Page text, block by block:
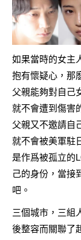
如果當時的女主
抱有懷疑心，那
父親能夠對自己
就不會遭到傷害
父親又不邀請自
就不會被美軍駐
是作爲被孤立的
己的身份，當接
吧。
三個城市，三組
後整容而關聯了